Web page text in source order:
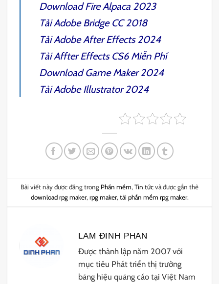
DownloadFire Alpaca 2023
TảiAdobe Bridge CC 2018
TảiAdobe After Effects 2024
TảiAffter Effects CS6Miễn Phí
DownloadGame Maker 2024
TảiAdobe Illustrator 2024
Bài viết này được đăng trong Phần mềm,Tin tứcvà được gắn thẻ
download rpg maker,rpg maker,tải phần mềm rpg maker.
LAM ĐINH PHAN
Được thành lập năm 2007 với
mục tiêu Phát triển thị trường
bảng hiệu quảng cáo tại Việt Nam